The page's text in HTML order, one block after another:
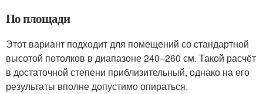
По площади
Этот вариант подходит для помещений со стандартной
высотой потолков в диапазоне 240–260 см. Такой расчёт
в достаточной степени приблизительный, однако на его
результаты вполне допустимо опираться.